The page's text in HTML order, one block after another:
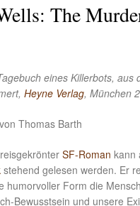
The
eines Killerbots, aus
Heyne Verlag, München
Thomas Barth
SF-Roman kann
stehend gelesen werden. Er
humorvoller Form die
Bewusstsein und unsere